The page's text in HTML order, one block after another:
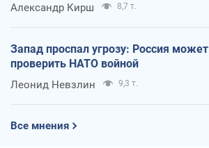
Александр Кирш 8,7 т.
Запад проспал угрозу: Россия может
проверить НАТО войной
Леонид Невзлин 9,3 т.
Все мнения